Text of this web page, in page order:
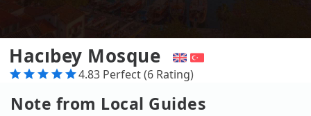
Hacıbey Mosque
4.83 Perfect (6 Rating)
Note from Local Guides